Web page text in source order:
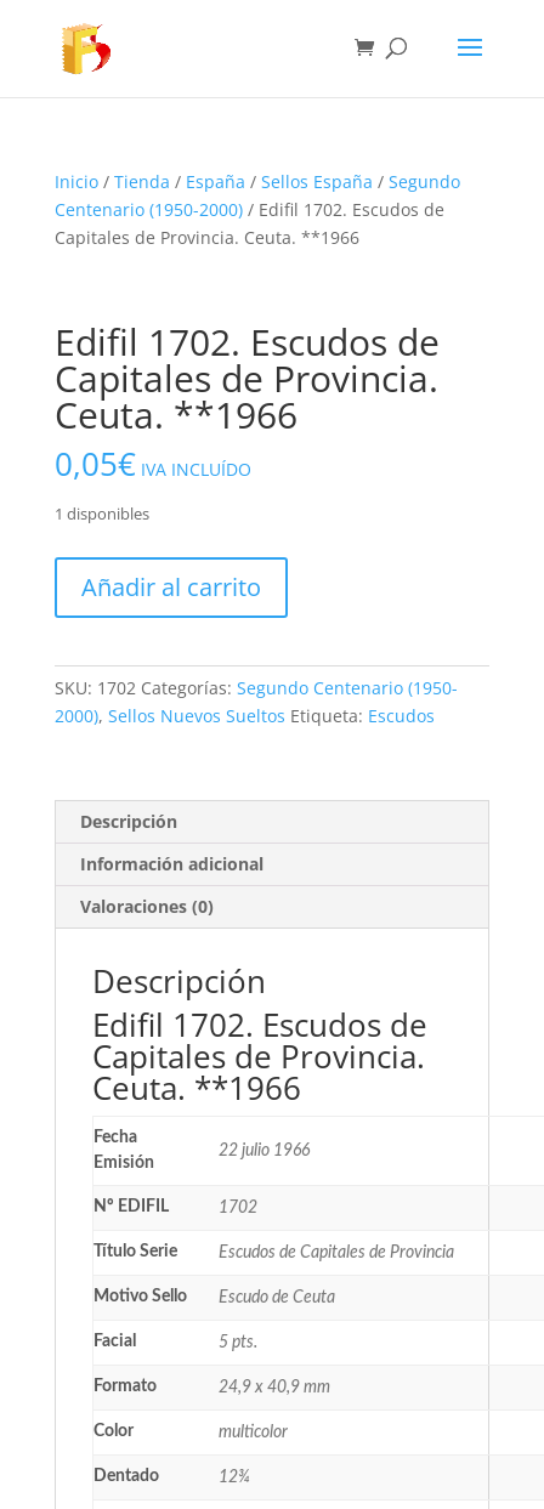
Inicio/ Tienda / España / Sellos España / Segundo
Centenario (1950-2000)/ Edifil 1702. Escudos de
Capitales de Provincia. Ceuta. **1966
Edifil 1702. Escudos de
Capitales de Provincia.
Ceuta. **1966
0,05€ IVA INCLUÍDO
1 disponibles
1702.
Escudos
Capitales
de
cantidad
Añadir al carrito
SKU: 1702 Categorías: Segundo Centenario (1950-
2000), Sellos Nuevos Sueltos Etiqueta: Escudos
Descripción
Información adicional
Valoraciones (0)
Descripción
Edifil 1702. Escudos de
Capitales de Provincia.
Ceuta. **1966
Fecha
Emisión
22 julio 1966
Nº EDIFIL 1702
Título Serie Escudos de Capitales de Provincia
Motivo Sello Escudo de Ceuta
Facial 5 pts.
Formato 24,9 x 40,9 mm
Color multicolor
Dentado 12¾